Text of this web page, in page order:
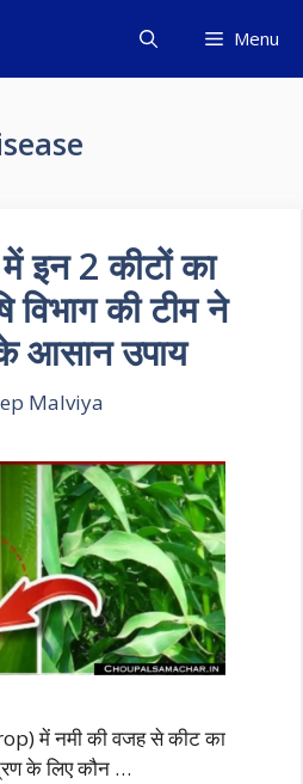
Menu
इन 2 कीटों का
विभाग की टीम ने
आसान उपाय
Malviya
में नमी की वजह से कीट का
के लिए कौन …